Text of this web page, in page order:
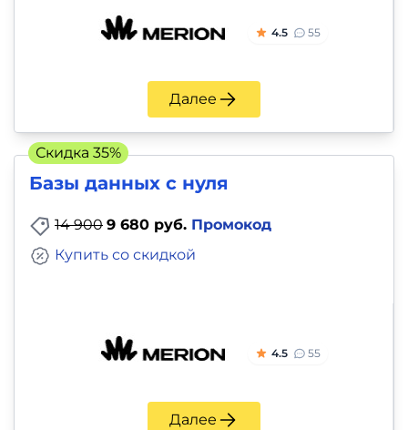
4.5 55
Далее
Базы данных с нуля
14 900 9 680 руб. Промокод
Купить со скидкой
4.5 55
Далее
Скидка 35%